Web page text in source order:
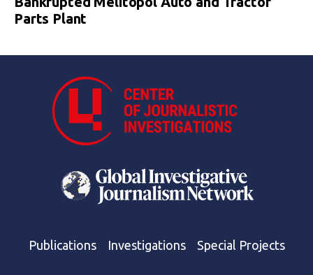
Parts Plant
Publications Investigations Special Projects